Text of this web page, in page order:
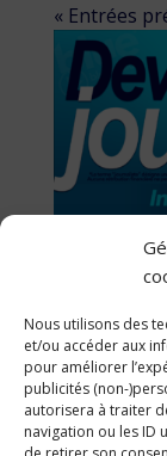
Nous utilisons des
et/ou accéder aux
pour améliorer
publicités (non-
autorisera à traiter
navigation ou les ID
« Entrées